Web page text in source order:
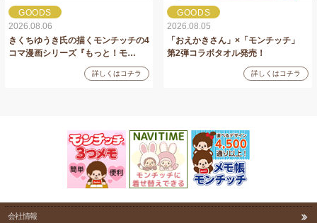
GOODS
2026.08.06
きくちゆうき氏の描くモンチッチの4
コマ漫画シリーズ『もっと！モ…
詳しくはコチラ
GOODS
2026.08.05
「おえかきさん」×「モンチッチ」
第2弾コラボタオル発売！
詳しくはコチラ
会社情報